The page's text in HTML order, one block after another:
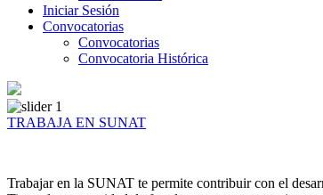
Iniciar Sesión
Convocatorias
Convocatorias
Convocatoria Histórica
TRABAJA EN SUNAT
Trabajar en la SUNAT te permite contribuir con el